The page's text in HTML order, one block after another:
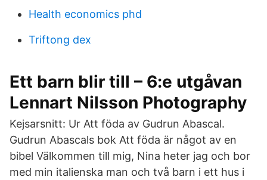
Health economics phd
Triftong dex
Ett barn blir till – 6:e utgåvan
Lennart Nilsson Photography
Kejsarsnitt: Ur Att föda av Gudrun Abascal.
Gudrun Abascals bok Att föda är något av en
bibel Välkommen till mig, Nina heter jag och bor
med min italienska man och två barn i ett hus i